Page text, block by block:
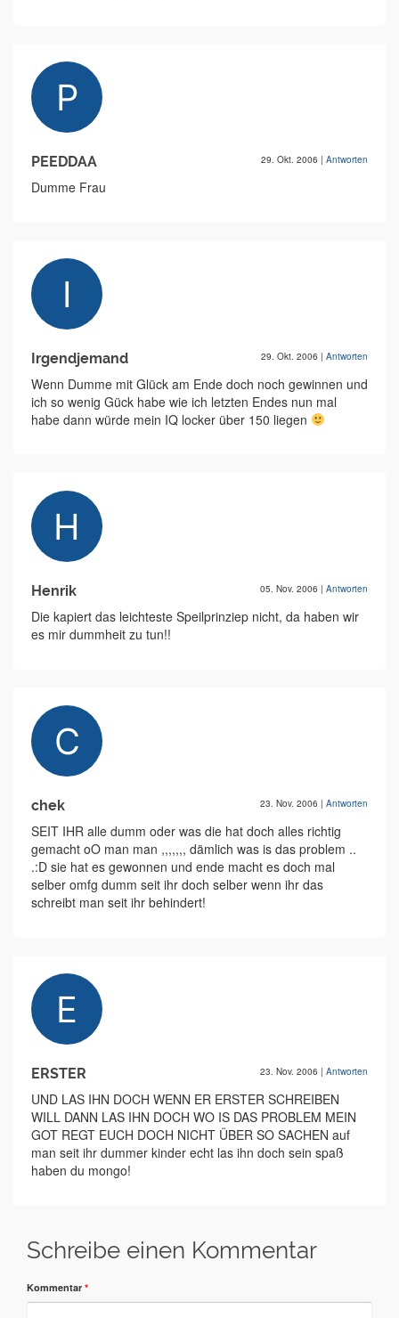
PEEDDAA 29. Okt. 2006 | Antworten
Dumme Frau
Irgendjemand 29. Okt. 2006 | Antworten
Wenn Dumme mit Glück am Ende doch noch gewinnen und
ich so wenig Gück habe wie ich letzten Endes nun mal
habe dann würde mein IQ locker über 150 liegen
Henrik 05. Nov. 2006 | Antworten
Die kapiert das leichteste Speilprinziep nicht, da haben wir
es mir dummheit zu tun!!
chek 23. Nov. 2006 | Antworten
SEIT IHR alle dumm oder was die hat doch alles richtig
gemacht oO man man ,,,,,,, dämlich was is das problem ..
.:D sie hat es gewonnen und ende macht es doch mal
selber omfg dumm seit ihr doch selber wenn ihr das
schreibt man seit ihr behindert!
ERSTER 23. Nov. 2006 | Antworten
UND LAS IHN DOCH WENN ER ERSTER SCHREIBEN
WILL DANN LAS IHN DOCH WO IS DAS PROBLEM MEIN
GOT REGT EUCH DOCH NICHT ÜBER SO SACHEN auf
man seit ihr dummer kinder echt las ihn doch sein spaß
haben du mongo!
Schreibe einen Kommentar
Kommentar *